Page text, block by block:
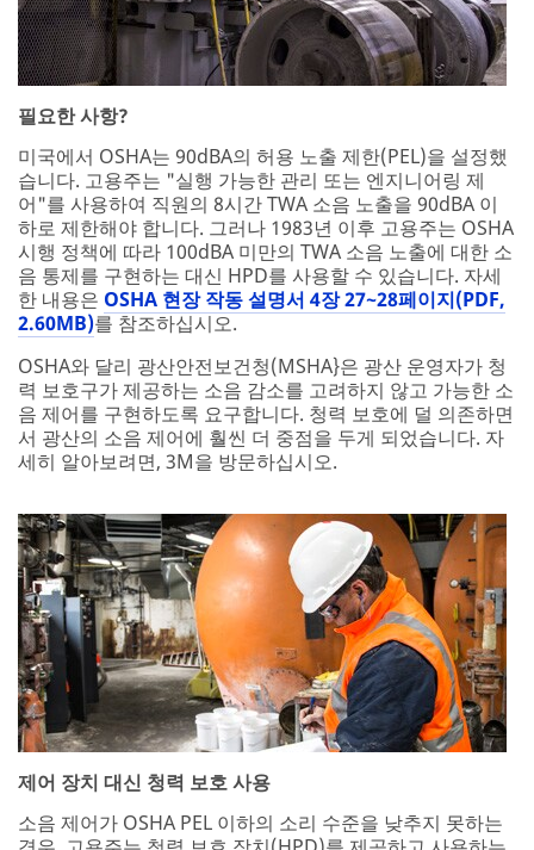
세히 알아보려면, 3M을 방문하십시오.
제어 장치 대신 청력 보호 사용
소음 제어가 OSHA PEL 이하의 소리 수준을 낮추지 못하는
경우, 고용주는 청력 보호 장치(HPD)를 제공하고 사용하는
지 확인해야 합니다. 그러나 HPD가 소음 제어의 대체물로
사용되는 경우, OSHA는 고용주가 규정을 준수할 수 있도록
자세한 내용은보호 페이지를읽거나OSHA 를 방문하십시
오.
*OSHA, NIOSH 및 NHCA(National Hearing
Conservation Association)는 청력 보호구 밀착 검사를 모
범 사례로 승인했습니다. 3M은 청력 보호구의 적합성 테스
트를 각 직원이 얻은 소음 감소의 지표로 강력히 권장합니
다.